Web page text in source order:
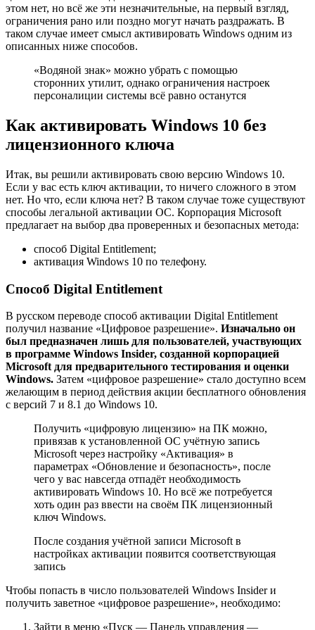
этом нет, но всё же эти незначительные, на первый взгляд,
ограничения рано или поздно могут начать раздражать. В
таком случае имеет смысл активировать Windows одним из
описанных ниже способов.
«Водяной знак» можно убрать с помощью
сторонних утилит, однако ограничения настроек
персоналиции системы всё равно останутся
Как активировать Windows 10 без
лицензионного ключа
Итак, вы решили активировать свою версию Windows 10.
Если у вас есть ключ активации, то ничего сложного в этом
нет. Но что, если ключа нет? В таком случае тоже существуют
способы легальной активации ОС. Корпорация Microsoft
предлагает на выбор два проверенных и безопасных метода:
способ Digital Entitlement;
активация Windows 10 по телефону.
Способ Digital Entitlement
В русском переводе способ активации Digital Entitlement
получил название «Цифровое разрешение». Изначально он
был предназначен лишь для пользователей, участвующих
в программе Windows Insider, созданной корпорацией
Microsoft для предварительного тестирования и оценки
Windows. Затем «цифровое разрешение» стало доступно всем
желающим в период действия акции бесплатного обновления
с версий 7 и 8.1 до Windows 10.
Получить «цифровую лицензию» на ПК можно,
привязав к установленной ОС учётную запись
Microsoft через настройку «Активация» в
параметрах «Обновление и безопасность», после
чего у вас навсегда отпадёт необходимость
активировать Windows 10. Но всё же потребуется
хоть один раз ввести на своём ПК лицензионный
ключ Windows.
После создания учётной записи Microsoft в
настройках активации появится соответствующая
запись
Чтобы попасть в число пользователей Windows Insider и
получить заветное «цифровое разрешение», необходимо:
Зайти в меню «Пуск — Панель управления —